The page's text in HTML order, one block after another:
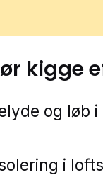
kigge
og løb i
i